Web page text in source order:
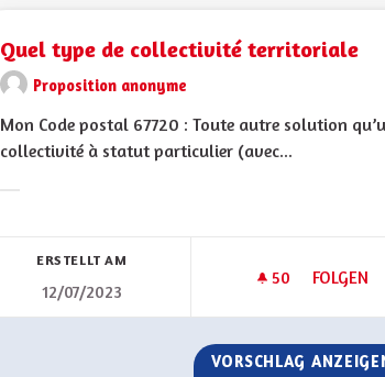
Quel type de collectivité territoriale
Proposition anonyme
Mon Code postal 67720 : Toute autre solution
collectivité à statut particulier (avec...
ERSTELLT AM
12/07/2023
50 50
FOLGEN
QUEL
VORSCHLAG